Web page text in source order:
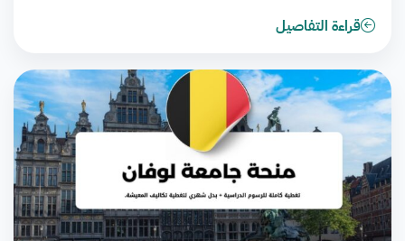
قراءة التفاصيل